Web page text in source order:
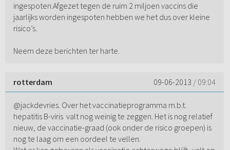
ingespoten.Afgezet tegen de ruim 2 miljoen vaccins die
jaarlijks worden ingespoten hebben we het dus over kleine
risico’s.
Neem deze berichten ter harte.
rotterdam 09-06-2013 / 09:04
@jackdevries. Over het vaccinatieprogramma m.b.t.
hepatitis B-viris valt nog weinig te zeggen. Het is nog relatief
nieuw, de vaccinatie-graad (ook onder de risico groepen) is
nog te laag om een oordeel te vellen.